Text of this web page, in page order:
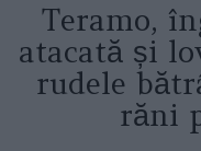
Teramo,
atacată și
rudele
răni